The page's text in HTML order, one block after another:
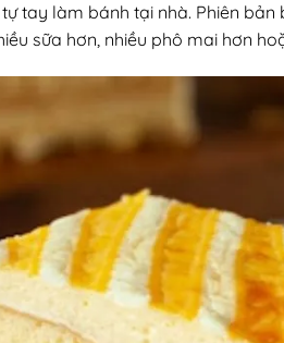
tay làm bánh tại nhà. Phiên
sữa hơn, nhiều phô mai hơn